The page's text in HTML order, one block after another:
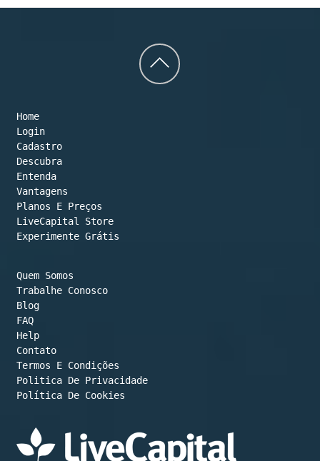
Back
Home
Login
Cadastro
Descubra
Entenda
Vantagens
Planos E Preços
LiveCapital Store
Experimente Grátis
Quem Somos
Trabalhe Conosco
Blog
FAQ
Help
Contato
Termos E Condições
Política De Cookies